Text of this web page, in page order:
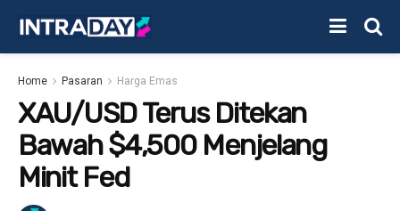
Home Pasaran Harga Emas
XAU/USD Terus Ditekan
Bawah $4,500 Menjelang
Minit Fed